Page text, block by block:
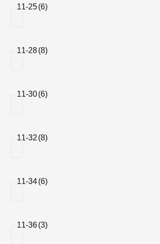
11-25(6)
11-28(8)
11-30(6)
11-32 (8)
11-34(6)
11-36(3)